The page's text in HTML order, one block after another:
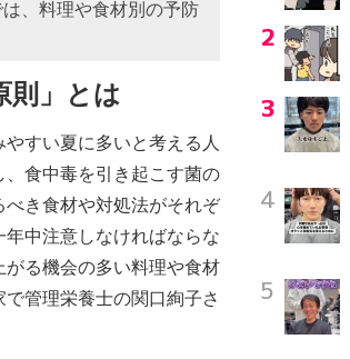
、料理や食材別の予防
則」とは
すい夏に多いと考える人
食中毒を引き起こす菌の
き食材や対処法がそれぞ
中注意しなければならな
る機会の多い料理や食材
管理栄養士の関口絢子さ